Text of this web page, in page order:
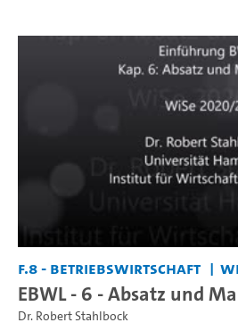
F.8 - Betriebswirtschaft
EBWL - 6 - Absatz und
Dr. Robert Stahlbock